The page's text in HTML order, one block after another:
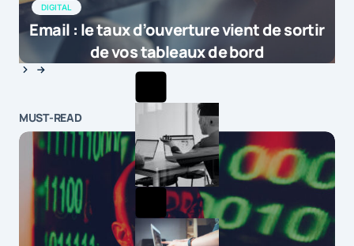
DIGITAL
Email : le taux d’ouverture vient de sortir
de vos tableaux de bord
MUST-READ